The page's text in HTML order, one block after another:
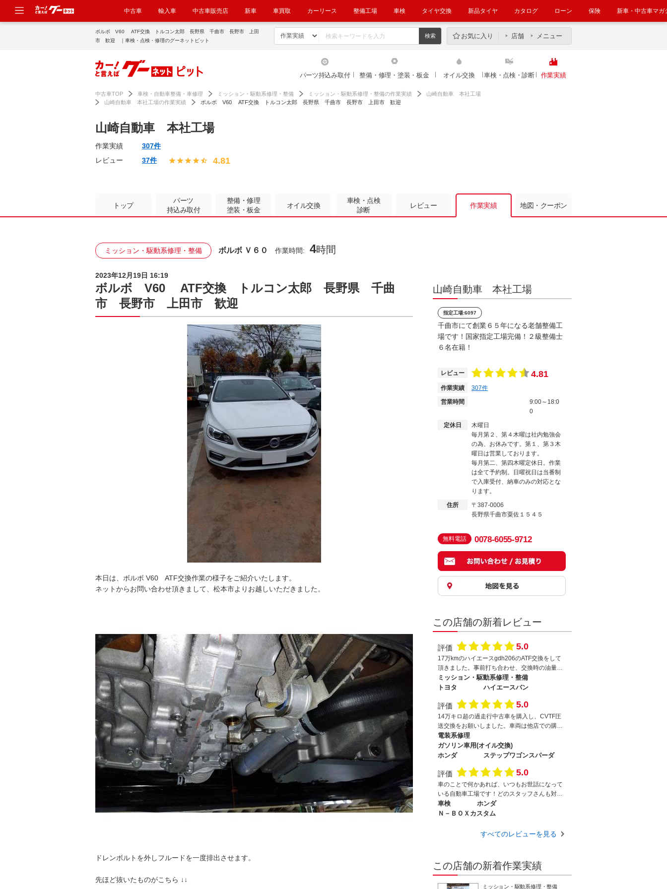
中古車 輸入車 中古車販売店 新車 車買取 カーリース 整備工場 車検 タイヤ交換 新品タイヤ カタログ ローン 保険 新車・中古車マガ
ボルボ V60 ATF交換 トルコン太郎 長野県 千曲市 長野市 上田
市 歓迎 ｜車検・点検・修理のグーネットピット
お気に入り 店舗 メニュー
パーツ持込み取付 整備・修理・塗装・板金 オイル交換 車検・点検・診断 作業実績
中古車TOP 車検・自動車整備・車修理 ミッション・駆動系修理・整備 ミッション・駆動系修理・整備の作業実績
山崎自動車 本社工場
山崎自動車 本社工場の作業実績
ボルボ V60 ATF交換 トルコン太郎 長野県 千曲市 長野市 上田市 歓迎
山崎自動車 本社工場
作業実績
307件
レビュー
37件 4.81
トップ
パーツ
持込み取付
整備・修理
塗装・板金
オイル交換
車検・点検
診断
レビュー 作業実績 地図・クーポン
ミッション・駆動系修理・整備 ボルボ Ｖ６０ 作業時間: 4時間
2023年12月19日 16:19
ボルボ V60 ATF交換 トルコン太郎 長野県 千曲
市 長野市 上田市 歓迎
本日は、ボルボ V60 ATF交換作業の様子をご紹介いたします。
ネットからお問い合わせ頂きまして、松本市よりお越しいただきました。
ドレンボルトを外しフルードを一度排出させます。
先ほど抜いたものがこちら ↓↓
山崎自動車 本社工場
指定工場:6097
千曲市にて創業６５年になる老舗整備工
場です！国家指定工場完備！２級整備士
６名在籍！
レビュー 4.81
作業実績 307件
営業時間
9:00～18:0
0
定休日
木曜日
毎月第２、第４木曜は社内勉強会
の為、お休みです。第１、第３木
曜日は営業しております。
毎月第二、第四木曜定休日。作業
は全て予約制。日曜祝日は当番制
で入庫受付、納車のみの対応とな
ります。
住所
〒387-0006
長野県千曲市粟佐１５４５
無料電話 0078-6055-9712
この店舗の新着レビュー
評価 5.0
17万kmのハイエースgdh206のATF交換をして
頂きました。事前打ち合わせ、交換時の油量追
加の連絡、交換後の説明も丁寧でありがたかっ
たです。交換後はモッサリしていた変速がスム
思います。
ミッション・駆動系修理・整備
トヨタ
ハイエースバン
評価 5.0
14万キロ超の過走行中古車を購入し、CVTF圧
送交換をお願いしました。車両は他店での購入
でしたが、トルコン太郎が県内設置店が少なく
こちらに依頼しました。また、自分でAndroidナ
ビ組み付けで失敗してショートさせてしまい電
付けや配線撤去も併せてお願いしました。作業
は迅速で、作業前後もしっかりと説明もいただ
き安心してお願いできました。納車後の帰り道
も、クルマも大変調子よく実感できました。ク
ルマは他店購入でしたが、次回CVTF圧送交換は
店舗を発見できたことは、過走行車を購入した
私にとっては本当に良かったです。これからも
電装系修理
ガソリン車用(オイル交換)
ホンダ
ステップワゴンスパーダ
評価 5.0
車のことで何かあれば、いつもお世話になって
いる自動車工場です！どのスタッフさんも対応
が丁寧で、整備も丁寧に行っていただけるの
で、いつも安心して車を預けさせていただいて
車検
ホンダ
Ｎ－ＢＯＸカスタム
すべてのレビューを見る
この店舗の新着作業実績
ミッション・駆動系修理・整備